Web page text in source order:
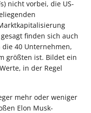
nicht vorbei, die US-
finden sich auch
40 Unternehmen,
größten ist. Bildet ein
in der Regel
mehr oder weniger
Elon Musk-